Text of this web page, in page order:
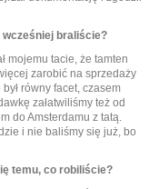
wcześniej braliście?
mojemu tacie, że tamten
zarobić na sprzedaży
równy facet, czasem
załatwiliśmy też od
do Amsterdamu z tatą.
i nie baliśmy się już, bo
temu, co robiliście?